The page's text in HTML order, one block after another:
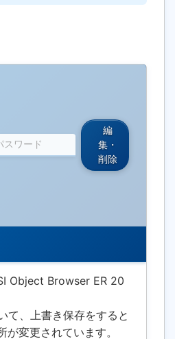
編
集・
削除
Object Browser ER 20
て、上書き保存をすると
変更されています。